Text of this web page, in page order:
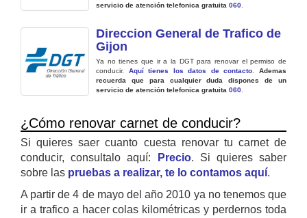
servicio de atención telefonica gratuita 060
Direccion General de Trafico de
Gijon
Ya no tienes que ir a la DGT para renovar el permiso de
conducir. Aquí tienes los datos de contacto .Ademas
recuerda que para cualquier duda dispones de un
servicio de atención telefonica gratuita 060
¿Cómo renovar carnet de conducir?
Si quieres saer cuanto cuesta renovar tu carnet de
conducir, consultalo aquí:
Precio. Si quieres saber
sobre las pruebas a realizar, te lo contamos aquí.
A partir de 4 de mayo del año 2010 ya no tenemos que
ir a trafico a hacer colas kilométricas y perdernos toda